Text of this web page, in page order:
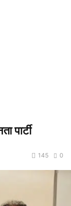
पार्टी
0
145